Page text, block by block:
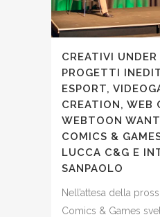
CREATIVI
PROGETTI
ESPORT,
CREATION, WEB
WEBTOON
COMICS &
LUCCA C&G E
SANPAOLO
Nell’attesa della
Comics & Games